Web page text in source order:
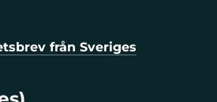
från Sveriges